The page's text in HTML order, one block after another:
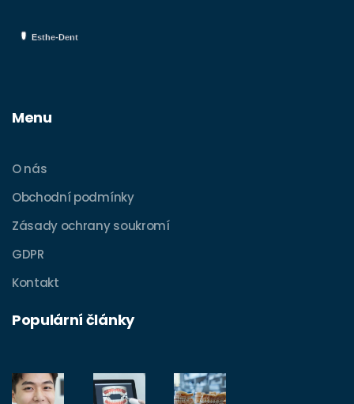
Menu
O nás
Obchodní podmínky
Zásady ochrany soukromí
GDPR
Kontakt
Populární články